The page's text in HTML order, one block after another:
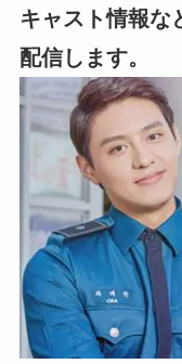
キャスト情報な
配信します。